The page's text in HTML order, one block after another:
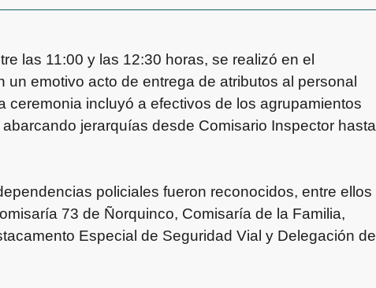
las 11:00 y las 12:30 horas, se realizó en el
un emotivo acto de entrega de atributos al personal
ceremonia incluyó a efectivos de los agrupamientos
jerarquías desde Comisario Inspector hasta
policiales fueron reconocidos, entre ellos
73 de Ñorquinco, Comisaría de la Familia,
Especial de Seguridad Vial y Delegación de